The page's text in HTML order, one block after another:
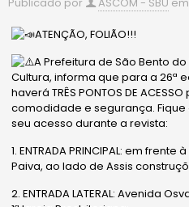
Publicado por ASCOM - SBU em
ATENÇÃO, FOLIÃO!!!
A Prefeitura de São Bento
Cultura, informa que para a 26ª
haverá TRÊS PONTOS DE
comodidade e segurança.
seu acesso durante a revista:
1. ENTRADA PRINCIPAL: em
Paiva, ao lado de Assis
2. ⁠ENTRADA LATERAL: Avenida